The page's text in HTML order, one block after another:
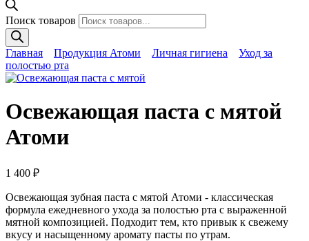
Поиск товаров
Главная Продукция Атоми Личная гигиена
Уход за
полостью рта
Освежающая паста с мятой
Атоми
1 400 ₽
Освежающая зубная паста с мятой Атоми - классическая
формула ежедневного ухода за полостью рта с выраженной
мятной композицией. Подходит тем, кто привык к свежему
вкусу и насыщенному аромату пасты по утрам.